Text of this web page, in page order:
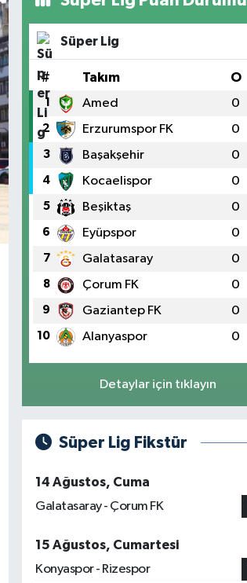
Süper Lig
# Takım O
1 Amed 0
2 Erzurumspor FK 0
3 Başakşehir 0
4 Kocaelispor 0
5 Beşiktaş 0
6 Eyüpspor 0
7 Galatasaray 0
8 Çorum FK 0
9 Gaziantep FK 0
10 Alanyaspor 0
Detaylar için tıklayın
Süper Lig Fikstür
14 Ağustos, Cuma
Galatasaray - Çorum FK
15 Ağustos, Cumartesi
Konyaspor - Rizespor